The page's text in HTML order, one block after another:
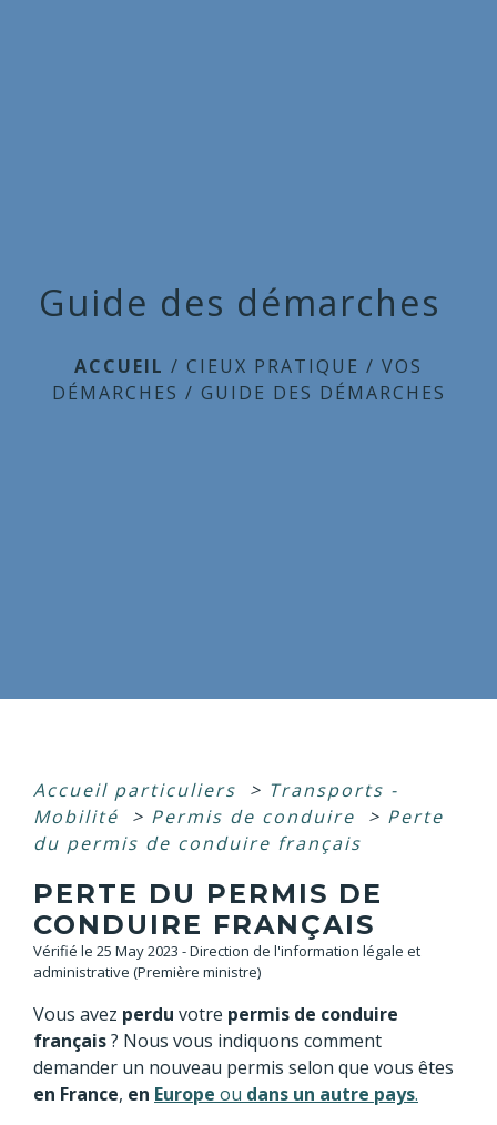
Guide des démarches
ACCUEIL / CIEUX PRATIQUE / VOS
DÉMARCHES / GUIDE DES DÉMARCHES
Accueil particuliers > Transports -
Mobilité
> Permis de conduire > Perte
du permis de conduire français
PERTE DU PERMIS DE
CONDUIRE FRANÇAIS
Vérifié le 25 May 2023 - Direction de l'information légale et
administrative (Première ministre)
Vous avez perdu votre permis de conduire
français? Nous vous indiquons comment
demander un nouveau permis selon que vous êtes
en France, en Europe ou dans un autre pays.